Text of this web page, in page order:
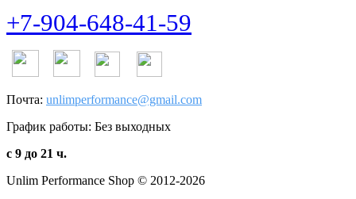
+7-904-648-41-59
Почта: unlimperformance@gmail.com
График работы: Без выходных
с 9 до 21 ч.
Unlim Performance Shop © 2012-2026